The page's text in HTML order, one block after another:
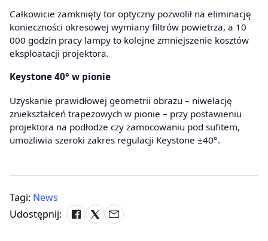
Całkowicie zamknięty tor optyczny pozwolił na eliminację
konieczności okresowej wymiany filtrów powietrza, a 10
000 godzin pracy lampy to kolejne zmniejszenie kosztów
eksploatacji projektora.
Keystone 40° w pionie
Uzyskanie prawidłowej geometrii obrazu – niwelację
zniekształceń trapezowych w pionie – przy postawieniu
projektora na podłodze czy zamocowaniu pod sufitem,
umożliwia szeroki zakres regulacji Keystone ±40°.
Tagi: News
Udostępnij: